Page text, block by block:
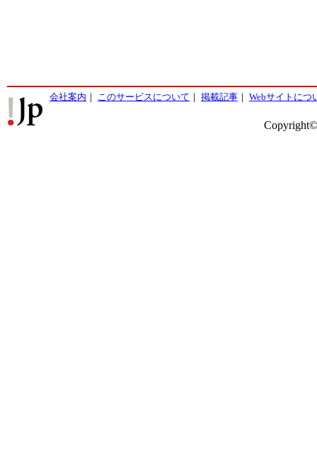
会社案内 ｜ このサービスについて ｜ 掲載記事 ｜ Webサイトにつ